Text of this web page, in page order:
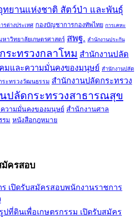
ทยานแห่งชาติ สัตว์ป่า และพันธุ์
รต่างประเทศ กองบัญชาการกองทัพไทย การเคหะ
หาวิทยาลัยเกษตรศาสตร์ สพฐ. สำนักงานประกัน
ระทรวงกลาโหม สำนักงานปลัด
มและความมั่นคงของมนุษย์ สำนักงานปลัด
ระทรวงวัฒนธรรม สำนักงานปลัดกระทรวง
ปลัดกระทรวงสาธารณสุข
วามมั่นคงของมนุษย์ สำนักงานศาล
รม หนังสือกฎหมาย
มัครสอบ
ร เปิดรับสมัครสอบพนักงานราชการ
ที่ดินเพื่อเกษตรกรรม เปิดรับสมัคร